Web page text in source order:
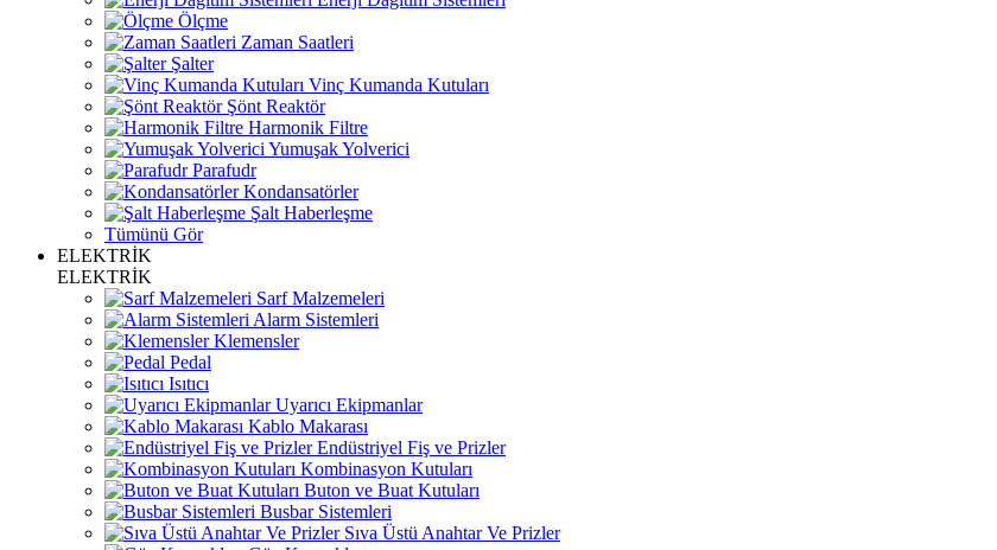
Ölçme
Zaman Saatleri
Şalter
Vinç Kumanda Kutuları
Şönt Reaktör
Harmonik Filtre
Yumuşak Yolverici
Parafudr
Kondansatörler
Şalt Haberleşme
Tümünü Gör
ELEKTRİK
ELEKTRİK
Sarf Malzemeleri
Alarm Sistemleri
Klemensler
Pedal
Isıtıcı
Uyarıcı Ekipmanlar
Kablo Makarası
Endüstriyel Fiş ve Prizler
Kombinasyon Kutuları
Buton ve Buat Kutuları
Busbar Sistemleri
Sıva Üstü Anahtar Ve Prizler